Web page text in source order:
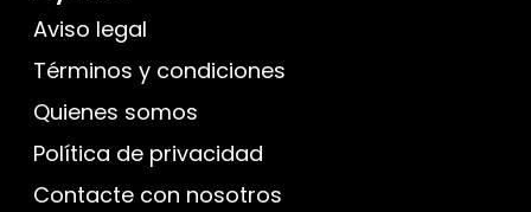
Aviso legal
Términos y condiciones
Quienes somos
Política de privacidad
Contacte con nosotros